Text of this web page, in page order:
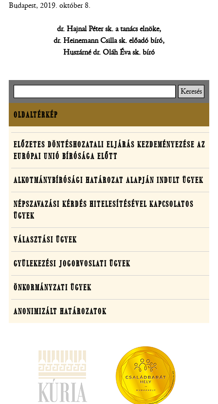
Budapest, 2019. október 8.
dr. Hajnal Péter sk. a tanács elnöke,
dr. Heinemann Csilla sk. előadó bíró,
Huszárné dr. Oláh Éva sk. bíró
Oldaltérkép
OLDALTÉRKÉP
Határozatok
egyedi
ügyekben
ELŐZETES DÖNTÉSHOZATALI ELJÁRÁS KEZDEMÉNYEZÉSE AZ
EURÓPAI UNIÓ BÍRÓSÁGA ELŐTT
ALKOTMÁNYBÍRÓSÁGI HATÁROZAT ALAPJÁN INDULT ÜGYEK
NÉPSZAVAZÁSI KÉRDÉS HITELESÍTÉSÉVEL KAPCSOLATOS
ÜGYEK
VÁLASZTÁSI ÜGYEK
GYÜLEKEZÉSI JOGORVOSLATI ÜGYEK
ÖNKORMÁNYZATI ÜGYEK
ANONIMIZÁLT HATÁROZATOK